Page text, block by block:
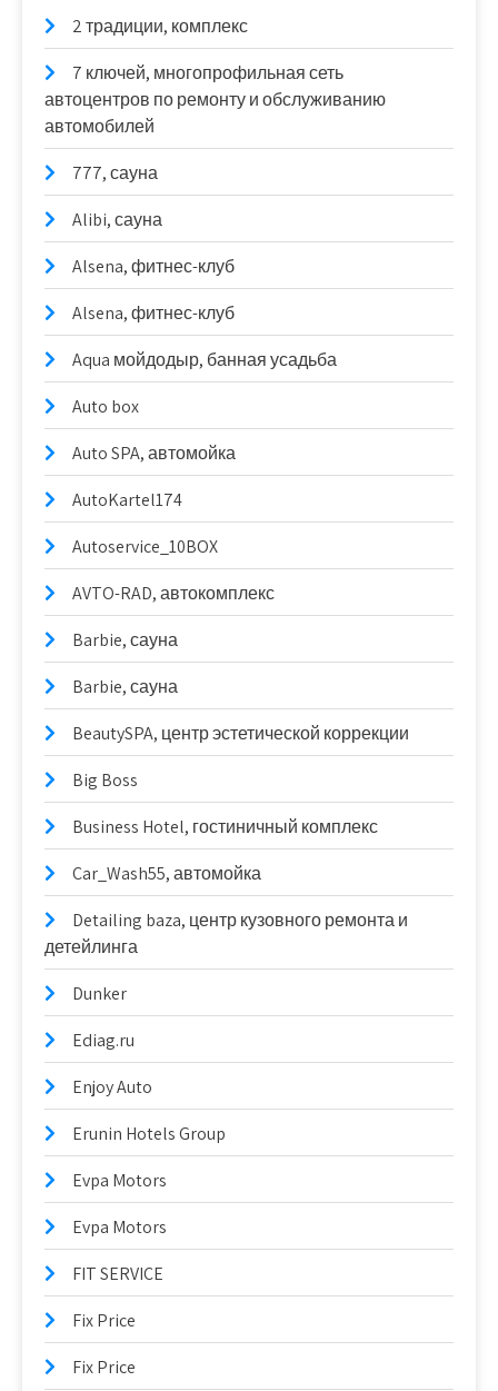
2 традиции, комплекс
7 ключей, многопрофильная сеть
автоцентров по ремонту и обслуживанию
автомобилей
777, сауна
Alibi, сауна
Alsena, фитнес-клуб
Alsena, фитнес-клуб
Aqua мойдодыр, банная усадьба
Auto box
Auto SPA, автомойка
AutoKartel174
Autoservice_10BOX
AVTO-RAD, автокомплекс
Barbie, сауна
Barbie, сауна
BeautySPA, центр эстетической коррекции
Big Boss
Business Hotel, гостиничный комплекс
Car_Wash55, автомойка
Detailing baza, центр кузовного ремонта и
детейлинга
Dunker
Ediag.ru
Enjoy Auto
Erunin Hotels Group
Evpa Motors
Evpa Motors
FIT SERVICE
Fix Price
Fix Price